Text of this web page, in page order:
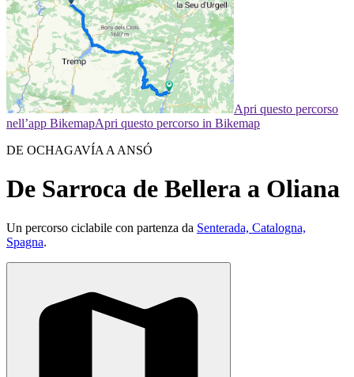
Apri questo percorso
nell’app BikemapApri questo percorso in Bikemap
DE OCHAGAVÍA A ANSÓ
De Sarroca de Bellera a Oliana
Un percorso ciclabile con partenza da Senterada, Catalogna,
Spagna.